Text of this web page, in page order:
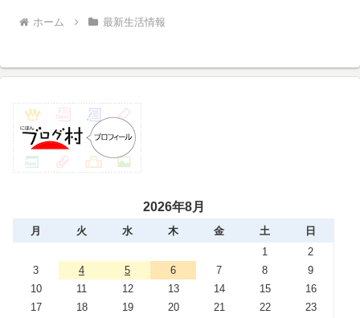
ホーム 最新生活情報
2026年8月
月 火 水 木 金 土
日
1
2
3
4 5 6 7 8
9
10
11 12 13 14 15
16
17
18 19 20 21 22
23